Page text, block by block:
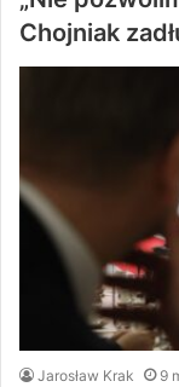
Chojniak
Jarosław Krak 9